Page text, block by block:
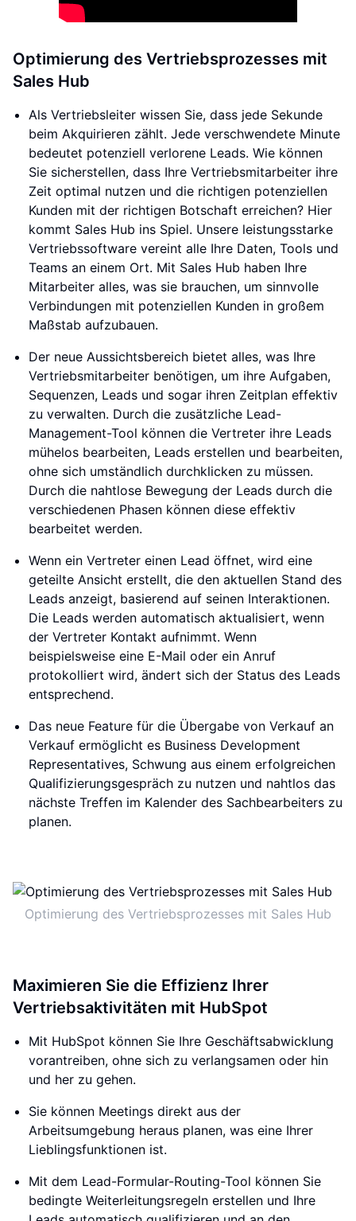
Optimierung des Vertriebsprozesses mit
Sales Hub
Als Vertriebsleiter wissen Sie, dass jede Sekunde
beim Akquirieren zählt. Jede verschwendete Minute
bedeutet potenziell verlorene Leads. Wie können
Sie sicherstellen, dass Ihre Vertriebsmitarbeiter ihre
Zeit optimal nutzen und die richtigen potenziellen
Kunden mit der richtigen Botschaft erreichen? Hier
kommt Sales Hub ins Spiel. Unsere leistungsstarke
Vertriebssoftware vereint alle Ihre Daten, Tools und
Teams an einem Ort. Mit Sales Hub haben Ihre
Mitarbeiter alles, was sie brauchen, um sinnvolle
Verbindungen mit potenziellen Kunden in großem
Maßstab aufzubauen.
Der neue Aussichtsbereich bietet alles, was Ihre
Vertriebsmitarbeiter benötigen, um ihre Aufgaben,
Sequenzen, Leads und sogar ihren Zeitplan effektiv
zu verwalten. Durch die zusätzliche Lead-
Management-Tool können die Vertreter ihre Leads
mühelos bearbeiten, Leads erstellen und bearbeiten,
ohne sich umständlich durchklicken zu müssen.
Durch die nahtlose Bewegung der Leads durch die
verschiedenen Phasen können diese effektiv
bearbeitet werden.
Wenn ein Vertreter einen Lead öffnet, wird eine
geteilte Ansicht erstellt, die den aktuellen Stand des
Leads anzeigt, basierend auf seinen Interaktionen.
Die Leads werden automatisch aktualisiert, wenn
der Vertreter Kontakt aufnimmt. Wenn
beispielsweise eine E-Mail oder ein Anruf
protokolliert wird, ändert sich der Status des Leads
entsprechend.
Das neue Feature für die Übergabe von Verkauf an
Verkauf ermöglicht es Business Development
Representatives, Schwung aus einem erfolgreichen
Qualifizierungsgespräch zu nutzen und nahtlos das
nächste Treffen im Kalender des Sachbearbeiters zu
planen.
Optimierung des Vertriebsprozesses mit Sales Hub
Maximieren Sie die Effizienz Ihrer
Vertriebsaktivitäten mit HubSpot
Mit HubSpot können Sie Ihre Geschäftsabwicklung
vorantreiben, ohne sich zu verlangsamen oder hin
und her zu gehen.
Sie können Meetings direkt aus der
Arbeitsumgebung heraus planen, was eine Ihrer
Lieblingsfunktionen ist.
Mit dem Lead-Formular-Routing-Tool können Sie
bedingte Weiterleitungsregeln erstellen und Ihre